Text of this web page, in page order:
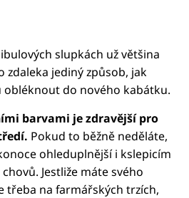
slupkách už většina
zdaleka jediný způsob, jak
do nového kabátku.
barvami je zdravější pro
Pokud to běžně neděláte,
ohleduplnější i kslepicím
Jestliže máte svého
třeba na farmářských trzích,